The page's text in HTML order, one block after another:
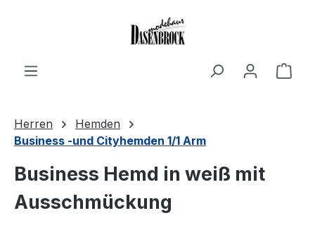
Herren
Hemden
Business -und Cityhemden 1/1 Arm
Business Hemd in weiß mit
Ausschmückung